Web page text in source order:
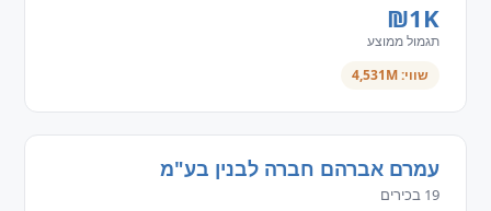
₪1K
תגמול ממוצע
שווי: 4,531M
עמרם אברהם חברה לבנין בע"מ
19 בכירים